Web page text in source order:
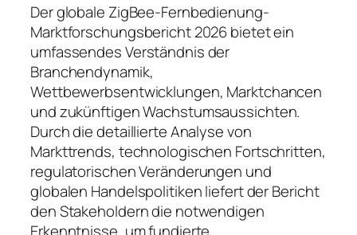
Der globale ZigBee-Fernbedienung-
Marktforschungsbericht 2026 bietet ein
umfassendes Verständnis der
Branchendynamik,
Wettbewerbsentwicklungen, Marktchancen
und zukünftigen Wachstumsaussichten.
Durch die detaillierte Analyse von
Markttrends, technologischen Fortschritten,
regulatorischen Veränderungen und
globalen Handelspolitiken liefert der Bericht
den Stakeholdern die notwendigen